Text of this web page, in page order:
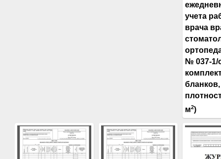
учета
врача
№ 037-1/
м2)